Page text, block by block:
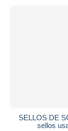
SELLOS DE
sellos